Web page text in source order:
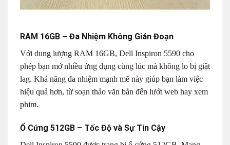
RAM 16GB – Đa Nhiệm Không Gián Đoạn
Với dung lượng RAM 16GB, Dell Inspiron 5590 cho
phép bạn mở nhiều ứng dụng cùng lúc mà không lo bị giật
lag. Khả năng đa nhiệm mạnh mẽ này giúp bạn làm việc
hiệu quả hơn, từ soạn thảo văn bản đến lướt web hay xem
phim.
Ổ Cứng 512GB – Tốc Độ và Sự Tin Cậy